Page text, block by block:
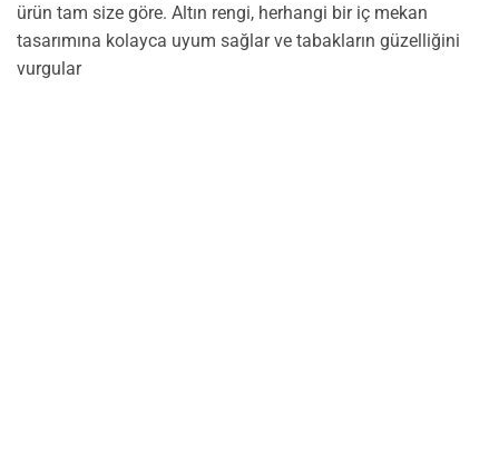
ürün tam size göre. Altın rengi, herhangi bir iç mekan
tasarımına kolayca uyum sağlar ve tabakların güzelliğini
vurgular